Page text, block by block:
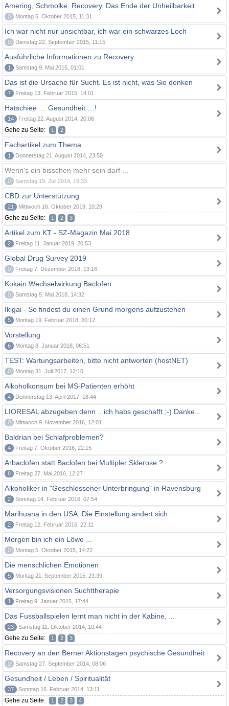
Amering, Schmolke: Recovery. Das Ende der Unheilbarkeit
0 Montag 5. Oktober 2015, 11:31
Ich war nicht nur unsichtbar, ich war ein schwarzes Loch
0 Dienstag 22. September 2015, 11:15
Ausführliche Informationen zu Recovery
1 Samstag 9. Mai 2015, 01:01
Das ist die Ursache für Sucht. Es ist nicht, was Sie denken
7 Freitag 13. Februar 2015, 14:01
Hatschiee … Gesundheit …!
14 Freitag 22. August 2014, 20:06
Gehe zu Seite: 1 2
Fachartikel zum Thema
1 Donnerstag 21. August 2014, 23:50
Wenn's ein bisschen mehr sein darf ...
0 Samstag 19. Juli 2014, 19:33
CBD zur Unterstützung
21 Mittwoch 16. Oktober 2019, 10:29
Gehe zu Seite: 1 2 3
Artikel zum KT - SZ-Magazin Mai 2018
2 Freitag 11. Januar 2019, 20:53
Global Drug Survey 2019
0 Freitag 7. Dezember 2018, 13:16
Kokain Wechselwirkung Baclofen
0 Samstag 5. Mai 2018, 14:32
Ikigai - So findest du einen Grund morgens aufzustehen
5 Montag 19. Februar 2018, 20:12
Vorstellung
6 Montag 8. Januar 2018, 06:51
TEST: Wartungsarbeiten, bitte nicht antworten (hostNET)
0 Montag 31. Juli 2017, 12:10
Alkoholkonsum bei MS-Patienten erhöht
4 Donnerstag 13. April 2017, 18:44
LIORESAL abzugeben denn ...ich habs geschafft ;-) Danke...
0 Mittwoch 9. November 2016, 12:01
Baldrian bei Schlafproblemen?
4 Freitag 7. Oktober 2016, 22:15
Arbaclofen statt Baclofen bei Multipler Sklerose ?
8 Freitag 27. Mai 2016, 12:27
Alkoholiker in "Geschlossener Unterbringung" in Ravensburg
2 Sonntag 14. Februar 2016, 07:54
Marihuana in den USA: Die Einstellung ändert sich
2 Freitag 12. Februar 2016, 22:11
Morgen bin ich ein Löwe ...
0 Montag 5. Oktober 2015, 14:22
Die menschlichen Emotionen
5 Montag 21. September 2015, 23:39
Versorgungsvisionen Suchttherapie
1 Freitag 9. Januar 2015, 17:44
Das Fussballspielen lernt man nicht in der Kabine, ...
23 Samstag 11. Oktober 2014, 10:44
Gehe zu Seite: 1 2 3
Recovery an den Berner Aktionstagen psychische Gesundheit
0 Samstag 27. September 2014, 08:06
Gesundheit / Leben / Spiritualität
37 Sonntag 16. Februar 2014, 13:11
Gehe zu Seite: 1 2 3 4